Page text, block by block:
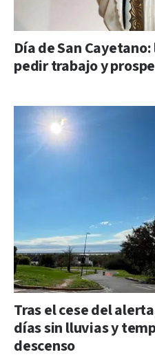
Día de San
pedir trabajo y
Tras el cese del
días sin lluvias y
descenso